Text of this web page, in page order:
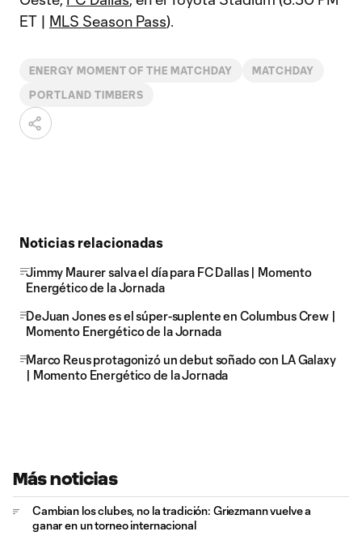
ET | MLS Season Pass).
ENERGY MOMENT OF THE MATCHDAY MATCHDAY
PORTLAND TIMBERS
Noticias relacionadas
Jimmy Maurer salva el día para FC Dallas | Momento
Energético de la Jornada
DeJuan Jones es el súper-suplente en Columbus Crew |
Momento Energético de la Jornada
Marco Reus protagonizó un debut soñado con LA Galaxy
| Momento Energético de la Jornada
Más noticias
Cambian los clubes, no la tradición: Griezmann vuelve a
ganar en un torneo internacional